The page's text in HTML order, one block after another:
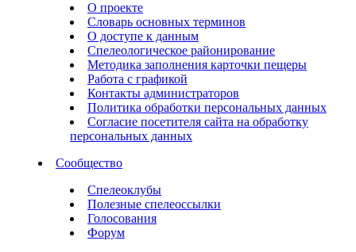
О проекте
Словарь основных терминов
О доступе к данным
Спелеологическое районирование
Методика заполнения карточки пещеры
Работа с графикой
Контакты администраторов
Политика обработки персональных данных
Согласие посетителя сайта на обработку
персональных данных
Сообщество
Спелеоклубы
Полезные спелеоссылки
Голосования
Форум